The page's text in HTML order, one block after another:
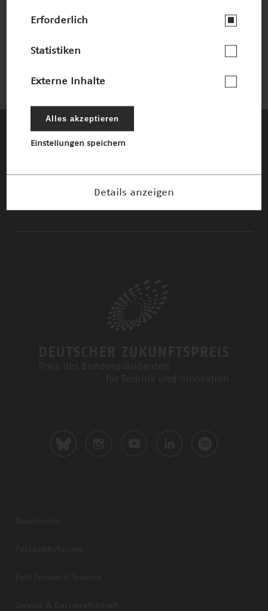
(Un)sichtbare Tumore in Bewegung
Diese Unternehmen und Stiftungen
die damit verbundenen Ziele
Erforderlich
Statistiken
Externe Inhalte
Alles akzeptieren
Einstellungen speichern
Details anzeigen